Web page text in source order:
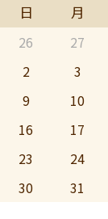
日 月
26 27
2
3
9
10
16
17
23
24
30
31